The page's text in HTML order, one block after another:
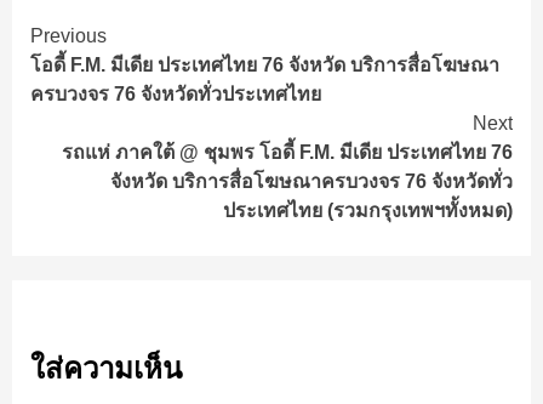
Continue
Reading
Previous
โอดี้ F.M. มีเดีย ประเทศไทย 76 จังหวัด บริการสื่อโฆษณา
ครบวงจร 76 จังหวัดทั่วประเทศไทย
Next
รถแห่ ภาคใต้ @ ชุมพร โอดี้ F.M. มีเดีย ประเทศไทย 76
จังหวัด บริการสื่อโฆษณาครบวงจร 76 จังหวัดทั่ว
ประเทศไทย (รวมกรุงเทพฯทั้งหมด)
ใส่ความเห็น